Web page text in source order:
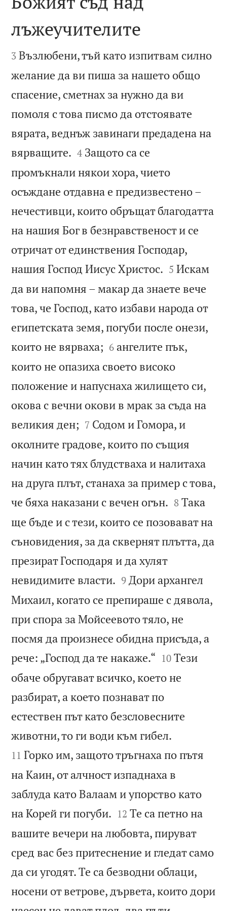

лъжеучителите

3 Възлюбени, тъй като изпитвам силно
желание да ви пиша за нашето общо
спасение, сметнах за нужно да ви
помоля с това писмо да отстоявате
вярата, веднъж завинаги предадена на
вярващите. 

4 Защото са се
промъкнали някои хора, чието
осъждане отдавна е предизвестено –
нечестивци, които обръщат благодатта
на нашия Бог в безнравственост и се
отричат от единствения Господар,
нашия Господ Иисус Христос. 

5 Искам
да ви напомня – макар да знаете вече
това, че Господ, като избави народа от
египетската земя, погуби после онези,
които не вярваха; 

6 ангелите пък,
които не опазиха своето високо
положение и напуснаха жилището си,
окова с вечни окови в мрак за съда на
великия ден; 

7 Содом и Гомора, и
околните градове, които по същия
начин като тях блудстваха и налитаха
на друга плът, станаха за пример с това,
че бяха наказани с вечен огън. 

8 Така
ще бъде и с тези, които се позовават на
съновидения, за да сквернят плътта, да
презират Господаря и да хулят
невидимите власти. 

9 Дори архангел
Михаил, когато се препираше с дявола,
при спора за Мойсеевото тяло, не
посмя да произнесе обидна присъда, а
рече: „Господ да те накаже.“ 

10 Тези
обаче обругават всичко, което не
разбират, а което познават по
естествен път като безсловесните
животни, то ги води към гибел.
11 Горко им, защото тръгнаха по пътя
на Каин, от алчност изпаднаха в
заблуда като Валаам и упорство като
на Корей ги погуби. 

12 Те са петно на
вашите вечери на любовта, пируват
сред вас без притеснение и гледат само
да си угодят. Те са безводни облаци,
носени от ветрове, дървета, които дори